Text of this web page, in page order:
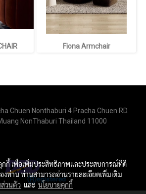
Fiona Armchair
Chuen Nonthaburi 4 Pracha Chuen RD.
NonThaburi Thailand 11000
กกี้ เพื่อเพิ่มประสิทธิภาพและประสบการณ์ที่ดี
งท่าน ท่านสามารถอ่านรายละเอียดเพิ่มเติม
วนตัว และ นโยบายคุกกี้